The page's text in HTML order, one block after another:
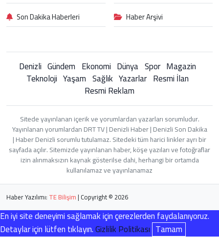
Son Dakika Haberleri
Haber Arşivi
Denizli Gündem Ekonomi Dünya Spor Magazin
Teknoloji Yaşam Sağlık Yazarlar Resmi İlan
Resmi Reklam
Sitede yayınlanan içerik ve yorumlardan yazarları sorumludur.
Yayınlanan yorumlardan DRT TV | Denizli Haber | Denizli Son Dakika
| Haber Denizli sorumlu tutulamaz. Sitedeki tüm harici linkler ayrı bir
sayfada açılır. Sitemizde yayınlanan haber, köşe yazıları ve fotoğraflar
izin alınmaksızın kaynak gösterilse dahi, herhangi bir ortamda
kullanılamaz ve yayınlanamaz
Haber Yazılımı: TE Bilişim| Copyright © 2026
En iyi site deneyimi sağlamak için çerezlerden faydalanıyoruz.
Detaylar için lütfen tıklayın.Gizlilik Politikası Tamam